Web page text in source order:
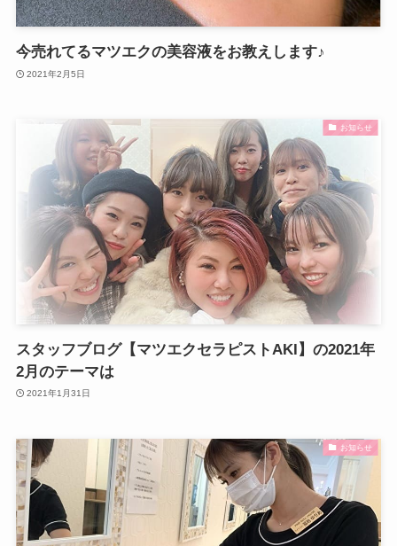
今売れてるマツエクの美容液をお教えします♪
2021年2月5日
お知らせ
スタッフブログ【マツエクセラピストAKI】の2021年
2月のテーマは
2021年1月31日
お知らせ